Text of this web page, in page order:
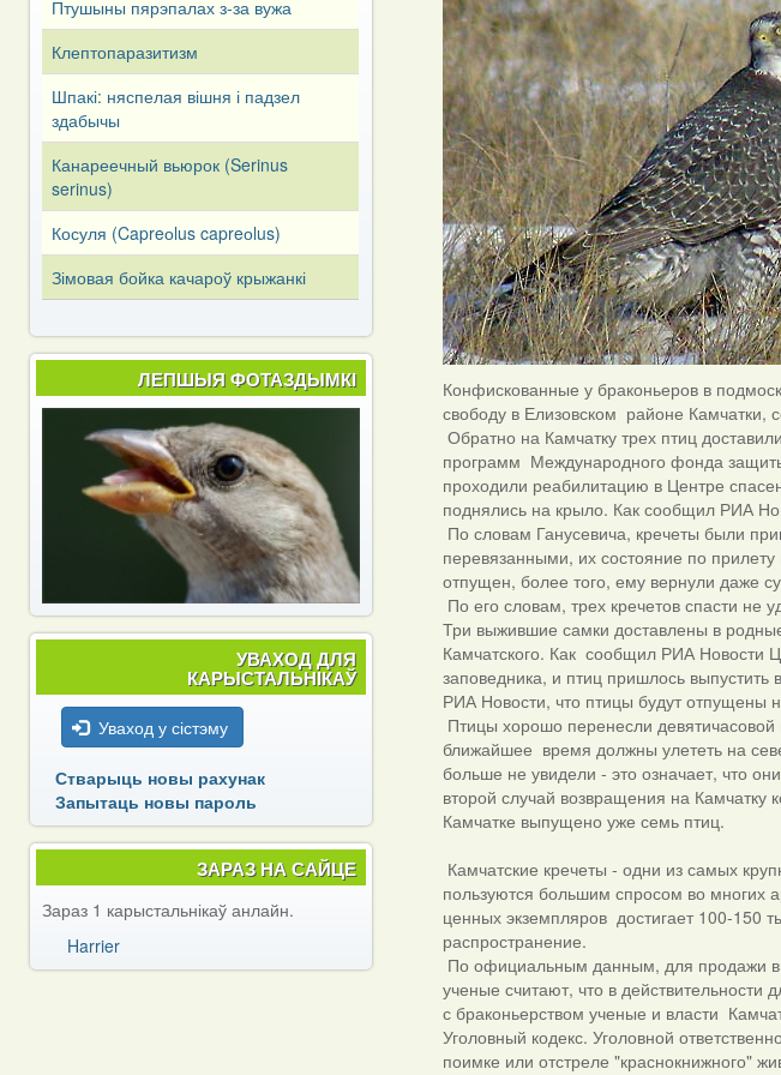
Конфискованные у браконьеров в
свободу в Елизовском районе Камчатки,
Обратно на Камчатку трех птиц
программ Международного фонда
проходили реабилитацию в Центре
поднялись на крыло. Как сообщил РИА
По словам Ганусевича, кречеты были
перевязанными, их состояние по
отпущен, более того, ему вернули даже
По его словам, трех кречетов спасти не
Три выжившие самки доставлены в
Камчатского. Как сообщил РИА Новости
заповедника, и птиц пришлось
РИА Новости, что птицы будут отпущены
Птицы хорошо перенесли
ближайшее время должны улететь на
больше не увидели - это означает, что
второй случай возвращения на
Камчатке выпущено уже семь птиц.
Камчатские кречеты - одни из самых
пользуются большим спросом во многих
ценных экземпляров достигает 100-150
распространение.
По официальным данным, для продажи в
ученые считают, что в
с браконьерством ученые и власти
Уголовный кодекс. Уголовной
поимке или отстреле "краснокнижного"
Птушыны пярэпалах з-за вужа
Клептопаразитизм
Шпакі: няспелая вішня і падзел
здабычы
Канареечный вьюрок (Serinus
serinus)
Косуля (Capreоlus capreоlus)
Зімовая бойка качароў крыжанкі
ЛЕПШЫЯ ФОТАЗДЫМКІ
УВАХОД ДЛЯ
КАРЫСТАЛЬНІКАЎ
Уваход у сістэму
Стварыць новы рахунак
Запытаць новы пароль
ЗАРАЗ НА САЙЦЕ
Зараз 1 карыстальнікаў анлайн.
Harrier